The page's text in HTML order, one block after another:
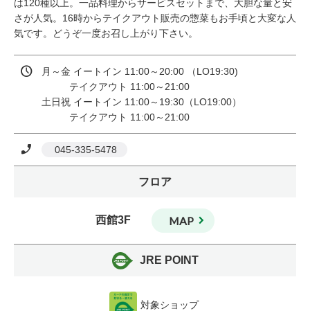
は120種以上。一品料理からサービスセットまで、大胆な量と安
さが人気。16時からテイクアウト販売の惣菜もお手頃と大変な人
気です。どうぞ一度お召し上がり下さい。
月～金 イートイン 11:00～20:00 （LO19:30)
土日祝 イートイン 11:00～19:30（LO19:00）
045-335-5478
フロア
西館3F MAP
JRE POINT
対象ショップ